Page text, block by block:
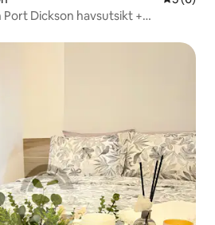
Port Dickson havsutsikt +